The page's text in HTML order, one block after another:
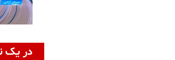
در یک